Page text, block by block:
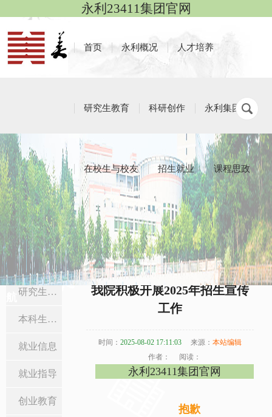
永利23411集团官网
首页 永利概况 人才培养
研究生教育 科研创作 永利集团
在校生与校友 招生就业 课程思政
栏目导
研究生招生
本科生招生
就业信息
就业指导
创业教育
本科生招生
当前位置:首页 >招生就业> 本科生招生> 正文
我院积极开展2025年招生宣传
工作
时间： 2025-08-02 17:11:03 来源： 本站编辑
作者：
阅读：
永利23411集团官网
抱歉